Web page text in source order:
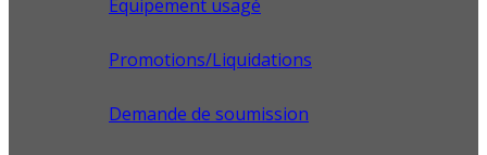
Équipement usagé
Promotions/Liquidations
Demande de soumission